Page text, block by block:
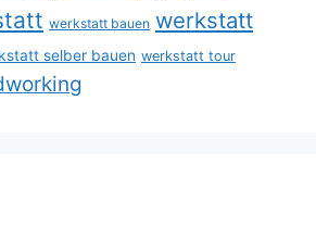
werkstatt bauen werkstatt
selber bauen werkstatt tour